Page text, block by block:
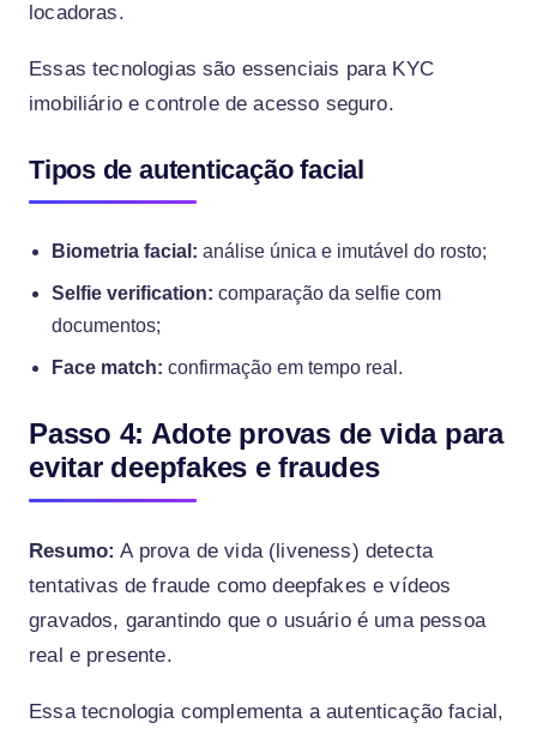
locadoras.
Essas tecnologias são essenciais para KYC
imobiliário e controle de acesso seguro.
Tipos de autenticação facial
Biometria facial: análise única e imutável do rosto;
Selfie verification: comparação da selfie com
documentos;
Face match: confirmação em tempo real.
Passo 4: Adote provas de vida para
evitar deepfakes e fraudes
Resumo: A prova de vida (liveness) detecta
tentativas de fraude como deepfakes e vídeos
gravados, garantindo que o usuário é uma pessoa
real e presente.
Essa tecnologia complementa a autenticação facial,